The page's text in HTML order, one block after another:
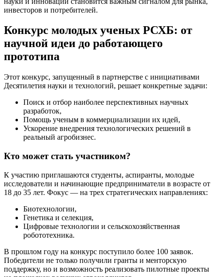
инвесторов и потребителей.
Конкурс молодых ученых РСХБ: от
научной идеи до работающего
прототипа
Этот конкурс, запущенный в партнерстве с инициативами
Десятилетия науки и технологий, решает конкретные задачи:
Поиск и отбор наиболее перспективных научных
разработок,
Помощь ученым в коммерциализации их идей,
Ускорение внедрения технологических решений в
реальный агробизнес.
Кто может стать участником?
К участию приглашаются студенты, аспиранты, молодые
исследователи и начинающие предприниматели в возрасте от
18 до 35 лет. Фокус — на трех стратегических направлениях:
Биотехнологии,
Генетика и селекция,
Цифровые технологии и сельскохозяйственная
робототехника.
В прошлом году на конкурс поступило более 100 заявок.
Победители не только получили гранты и менторскую
поддержку, но и возможность реализовать пилотные проекты